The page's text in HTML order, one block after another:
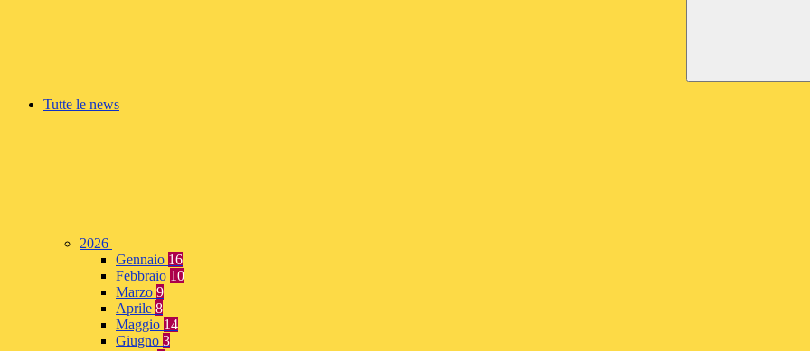
Tutte le news
2026
Gennaio 16
Febbraio 10
Marzo 9
Aprile 8
Maggio 14
Giugno 3